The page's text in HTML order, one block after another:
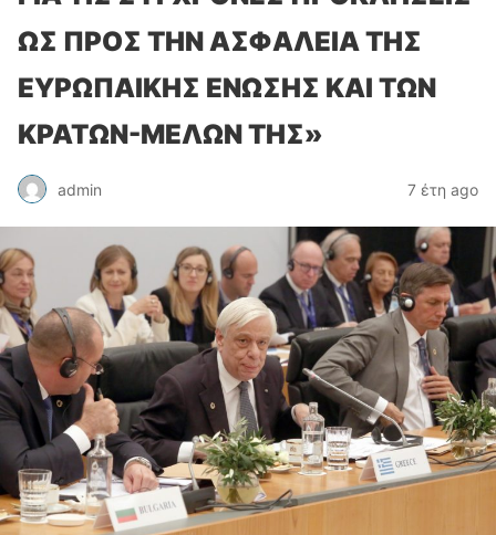
ΩΣ ΠΡΟΣ ΤΗΝ ΑΣΦΑΛΕΙΑ ΤΗΣ
ΕΥΡΩΠΑΙΚΗΣ ΕΝΩΣΗΣ ΚΑΙ ΤΩΝ
ΚΡΑΤΩΝ-ΜΕΛΩΝ ΤΗΣ»
admin 7 έτη ago